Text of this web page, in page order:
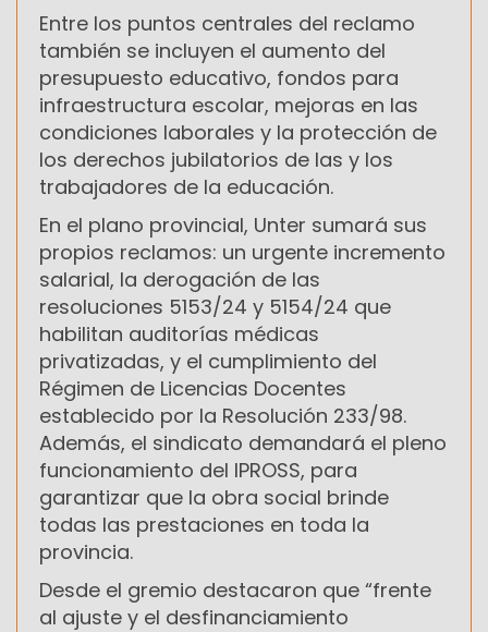
Entre los puntos centrales del reclamo
también se incluyen el aumento del
presupuesto educativo, fondos para
infraestructura escolar, mejoras en las
condiciones laborales y la protección de
los derechos jubilatorios de las y los
trabajadores de la educación.
En el plano provincial, Unter sumará sus
propios reclamos: un urgente incremento
salarial, la derogación de las
resoluciones 5153/24 y 5154/24 que
habilitan auditorías médicas
privatizadas, y el cumplimiento del
Régimen de Licencias Docentes
establecido por la Resolución 233/98.
Además, el sindicato demandará el pleno
funcionamiento del IPROSS, para
garantizar que la obra social brinde
todas las prestaciones en toda la
provincia.
Desde el gremio destacaron que “frente
al ajuste y el desfinanciamiento